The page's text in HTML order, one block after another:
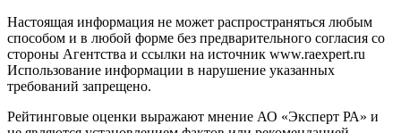
Настоящая информация не может распространяться любым
способом и в любой форме без предварительного согласия со
стороны Агентства и ссылки на источник www.raexpert.ru
Использование информации в нарушение указанных
требований запрещено.
Рейтинговые оценки выражают мнение АО «Эксперт РА» и